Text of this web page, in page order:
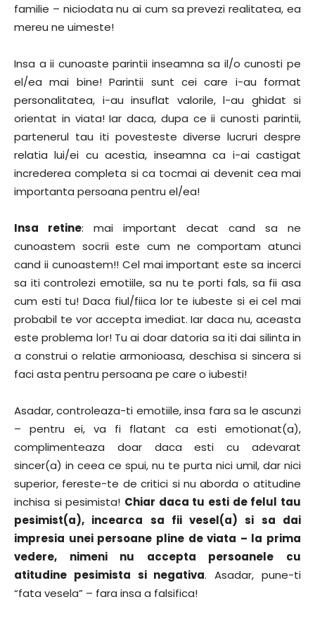
familie – niciodata nu ai cum sa prevezi realitatea, ea
mereu ne uimeste!
Insa a ii cunoaste parintii inseamna sa il/o cunosti pe
el/ea mai bine! Parintii sunt cei care i-au format
personalitatea, i-au insuflat valorile, l-au ghidat si
orientat in viata! Iar daca, dupa ce ii cunosti parintii,
partenerul tau iti povesteste diverse lucruri despre
relatia lui/ei cu acestia, inseamna ca i-ai castigat
increderea completa si ca tocmai ai devenit cea mai
importanta persoana pentru el/ea!
Insa retine: mai important decat cand sa ne
cunoastem socrii este cum ne comportam atunci
cand ii cunoastem!! Cel mai important este sa incerci
sa iti controlezi emotiile, sa nu te porti fals, sa fii asa
cum esti tu! Daca fiul/fiica lor te iubeste si ei cel mai
probabil te vor accepta imediat. Iar daca nu, aceasta
este problema lor! Tu ai doar datoria sa iti dai silinta in
a construi o relatie armonioasa, deschisa si sincera si
faci asta pentru persoana pe care o iubesti!
Asadar, controleaza-ti emotiile, insa fara sa le ascunzi
– pentru ei, va fi flatant ca esti emotionat(a),
complimenteaza doar daca esti cu adevarat
sincer(a) in ceea ce spui, nu te purta nici umil, dar nici
superior, fereste-te de critici si nu aborda o atitudine
inchisa si pesimista! Chiar daca tu esti de felul tau
pesimist(a), incearca sa fii vesel(a) si sa dai
impresia unei persoane pline de viata – la prima
vedere, nimeni nu accepta persoanele cu
atitudine pesimista si negativa. Asadar, pune-ti
“fata vesela” – fara insa a falsifica!